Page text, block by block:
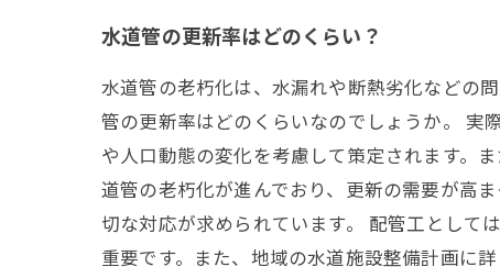
水道管の更新率はどのくらい？
水道管の老朽化は、水漏れや断熱劣化などの
管の更新率はどのくらいなのでしょうか。 実
や人口動態の変化を考慮して策定されます。
道管の老朽化が進んでおり、更新の需要が高
切な対応が求められています。 配管工として
重要です。また、地域の水道施設整備計画に